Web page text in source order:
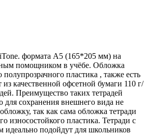
формата А5 (165*205 мм) на
помощником в учёбе. Обложка
пластика , также есть
качественной офсетной бумаги 110 г/
Преимущество таких тетрадей
для сохранения внешнего вида не
так как сама обложка тетради
износостойкого пластика. Тетради с
идеально подойдут для школьников